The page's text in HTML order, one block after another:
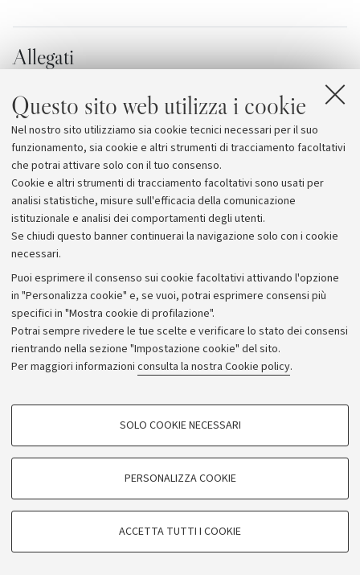
Questo sito web utilizza i cookie
Nel nostro sito utilizziamo sia cookie tecnici necessari per il suo
funzionamento, sia cookie e altri strumenti di tracciamento facoltativi
che potrai attivare solo con il tuo consenso.
Cookie e altri strumenti di tracciamento facoltativi sono usati per
analisi statistiche, misure sull'efficacia della comunicazione
istituzionale e analisi dei comportamenti degli utenti.
Se chiudi questo banner continuerai la navigazione solo con i cookie
necessari.
Puoi esprimere il consenso sui cookie facoltativi attivando l'opzione
in "Personalizza cookie" e, se vuoi, potrai esprimere consensi più
specifici in "Mostra cookie di profilazione".
Potrai sempre rivedere le tue scelte e verificare lo stato dei consensi
rientrando nella sezione "Impostazione cookie" del sito.
Per maggiori informazioni consulta la nostra Cookie policy.
COOKIE DI PROFILAZIONE - FACOLTATIVI
COOKIE TECNICI - NECESSARI
Si tratta di cookie tecnici utilizzati, a titolo esemplificativo, per il corretto
SOLO COOKIE NECESSARI
PERSONALIZZA COOKIE
ACCETTA TUTTI I COOKIE
Allegati
Il programma [94.6 KB]
NipPop su Facebook
Archivio
Comunicati stampa
Redazione
Rassegna stampa
© Copyright 2026 - ALMA MATER STUDIORUM - Università di
Bologna - Via Zamboni, 33 - 40126 Bologna - PI: 01131710376 -
CF: 80007010376
Privacy
Note legali Impostazioni Cookie